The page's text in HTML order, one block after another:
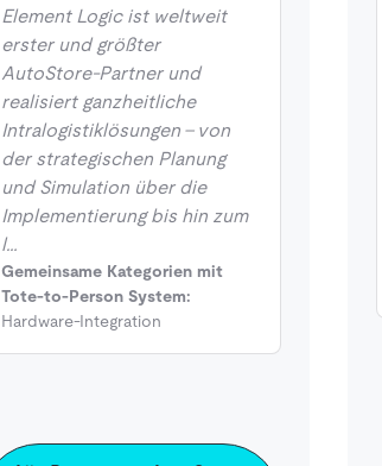
Element Logic ist weltweit
erster und größter
AutoStore-Partner und
realisiert ganzheitliche
Intralogistiklösungen – von
der strategischen Planung
und Simulation über die
Implementierung bis hin zum
l…
Gemeinsame Kategorien mit
Tote-to-Person System:
Hardware-Integration